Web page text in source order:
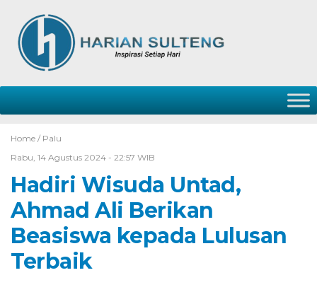
Home / Palu
Rabu, 14 Agustus 2024 - 22:57 WIB
Hadiri Wisuda Untad,
Ahmad Ali Berikan
Beasiswa kepada Lulusan
Terbaik